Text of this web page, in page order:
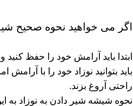
اگر می خواهید نحوه صحیح شیر
ابتدا باید آرامش خود را حفظ
باید بتوانید نوزاد خود را با
راحتی آروغ بزند.
نحوه شیشه شیر دادن به نوزاد به